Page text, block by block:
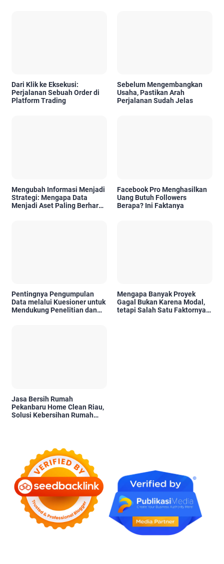
Dari Klik ke Eksekusi:
Perjalanan Sebuah Order di
Platform Trading
Sebelum Mengembangkan
Usaha, Pastikan Arah
Perjalanan Sudah Jelas
Mengubah Informasi Menjadi
Strategi: Mengapa Data
Menjadi Aset Paling Berharga
Facebook Pro Menghasilkan
Uang Butuh Followers
Berapa? Ini Faktanya
Pentingnya Pengumpulan
Data melalui Kuesioner untuk
Mendukung Penelitian dan
Mengapa Banyak Proyek
Gagal Bukan Karena Modal,
tetapi Salah Satu Faktornya
Jasa Bersih Rumah
Pekanbaru Home Clean Riau,
Solusi Kebersihan Rumah